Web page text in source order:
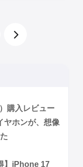
購入レビュー
ヤホンが、想像
】iPhone 17